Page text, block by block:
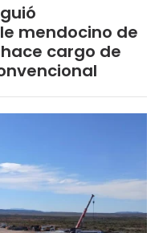
mendocino de
hace cargo de